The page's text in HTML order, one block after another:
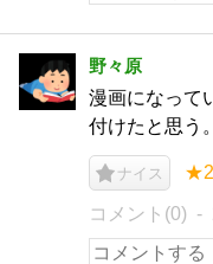
野々原
漫画になって
付けたと思う。
ナイス ★2
コメント(0)